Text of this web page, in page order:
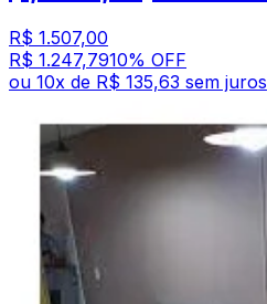
R$ 1.507,00
R$ 1.247,7910% OFF
ou 10x de R$ 135,63 sem juros